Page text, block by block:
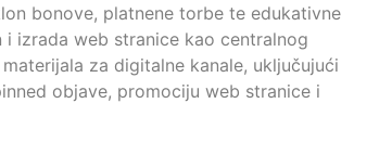
bonove, platnene torbe te edukativne
izrada web stranice kao centralnog
za digitalne kanale, uključujući
objave, promociju web stranice i